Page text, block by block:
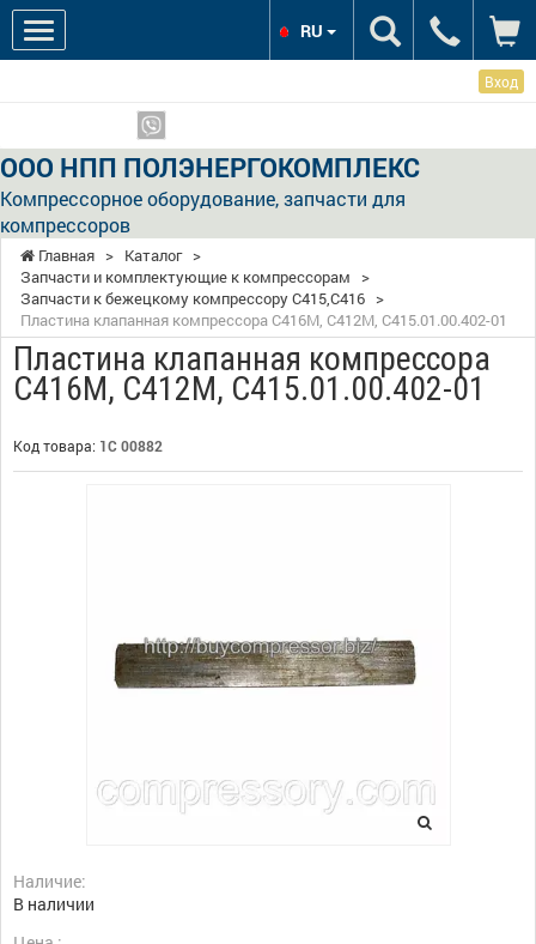
Вход
ООО НПП ПОЛЭНЕРГОКОМПЛЕКС
Компрессорное оборудование, запчасти для
компрессоров
RU
Главная > Каталог >
Запчасти и комплектующие к компрессорам
>
Запчасти к бежецкому компрессору С415,С416 >
Пластина клапанная компрессора С416М, С412М, С415.01.00.402-01
Пластина клапанная компрессора
С416М, С412М, С415.01.00.402-01
Код товара: 1С 00882
Наличие:
В наличии